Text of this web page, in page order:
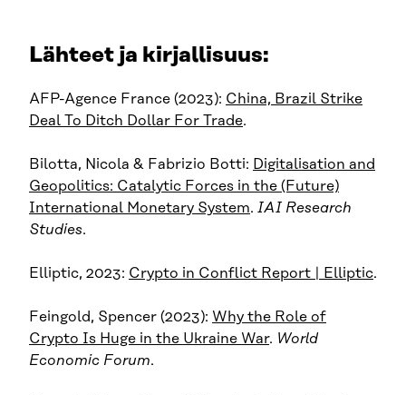
Lähteet ja kirjallisuus:
AFP-Agence France (2023): China, Brazil Strike
Deal To Ditch Dollar For Trade.
Bilotta, Nicola & Fabrizio Botti: Digitalisation and
Geopolitics: Catalytic Forces in the (Future)
International Monetary System. IAI Research
Studies.
Elliptic, 2023: Crypto in Conflict Report | Elliptic.
Feingold, Spencer (2023): Why the Role of
Crypto Is Huge in the Ukraine War. World
Economic Forum.